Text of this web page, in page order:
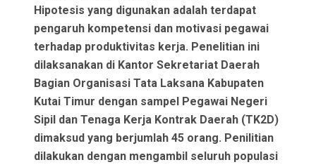
Hipotesis yang digunakan adalah terdapat
pengaruh kompetensi dan motivasi pegawai
terhadap produktivitas kerja. Penelitian ini
dilaksanakan di Kantor Sekretariat Daerah
Bagian Organisasi Tata Laksana Kabupaten
Kutai Timur dengan sampel Pegawai Negeri
Sipil dan Tenaga Kerja Kontrak Daerah (TK2D)
dimaksud yang berjumlah 45 orang. Penilitian
dilakukan dengan mengambil seluruh populasi